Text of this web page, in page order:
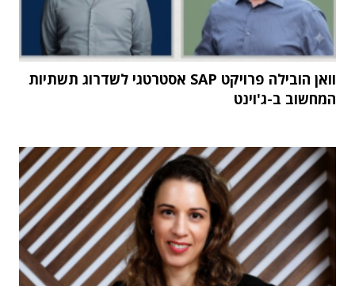
וואן הובילה פרויקט SAP אסטרטגי לשדרוג תשתיות
המחשוב ב-ג'וינט